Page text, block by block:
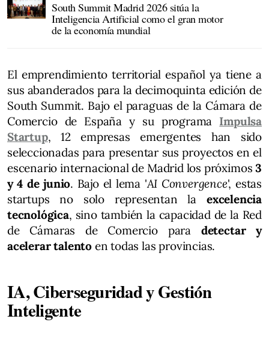
South Summit Madrid 2026 sitúa la
Inteligencia Artificial como el gran motor
de la economía mundial
El emprendimiento territorial español ya tiene a
sus abanderados para la decimoquinta edición de
South Summit. Bajo el paraguas de la Cámara de
Comercio de España y su programa Impulsa
Startup, 12 empresas emergentes han sido
seleccionadas para presentar sus proyectos en el
escenario internacional de Madrid los próximos 3
y 4 de junio. Bajo el lema 'AI Convergence', estas
startups no solo representan la excelencia
tecnológica, sino también la capacidad de la Red
de Cámaras de Comercio para detectar y
acelerar talentoen todas las provincias.
IA, Ciberseguridad y Gestión
Inteligente